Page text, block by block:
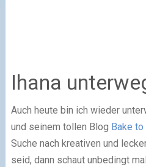
Ihana
Auch heute bin ich wieder
und seinem tollen Blog Bake
Suche nach kreativen und
seid, dann schaut unbedingt